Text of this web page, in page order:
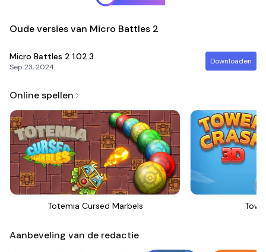
Oude versies van Micro Battles 2
Micro Battles 2 1.02.3
Sep 23, 2024
Downloaden
Online spellen
Totemia Cursed Marbels
Aanbeveling van de redactie